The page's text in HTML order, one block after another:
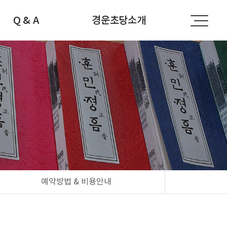
Q & A
공지사항
자주하는 질문
문의하기
경운초당소개
경운초당소개
선생님소개
찾아오시는 길
예약방법 & 비용안내